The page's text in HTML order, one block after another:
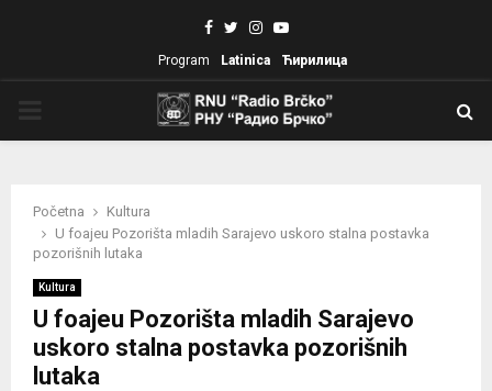
Facebook
TwitterInstagram
Youtube
Program Latinica Ћирилица
Početna
Kultura
U foajeu Pozorišta mladih Sarajevo uskoro stalna postavka
pozorišnih lutaka
Kultura
U foajeu Pozorišta mladih Sarajevo
uskoro stalna postavka pozorišnih
lutaka